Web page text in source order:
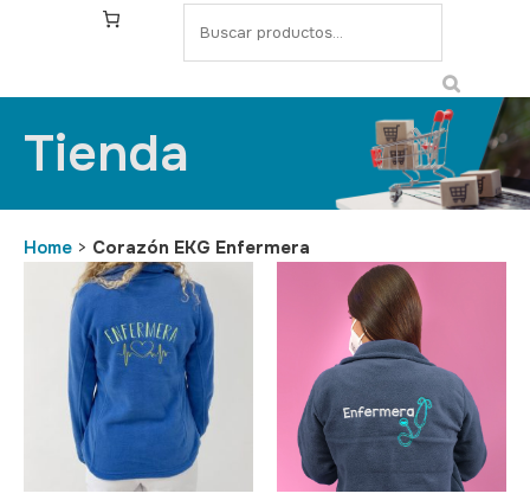
Tienda
Home > Corazón EKG Enfermera